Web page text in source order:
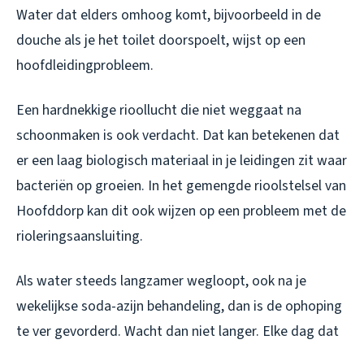
Water dat elders omhoog komt, bijvoorbeeld in de
douche als je het toilet doorspoelt, wijst op een
hoofdleidingprobleem.
Een hardnekkige rioollucht die niet weggaat na
schoonmaken is ook verdacht. Dat kan betekenen dat
er een laag biologisch materiaal in je leidingen zit waar
bacteriën op groeien. In het gemengde rioolstelsel van
Hoofddorp kan dit ook wijzen op een probleem met de
rioleringsaansluiting.
Als water steeds langzamer wegloopt, ook na je
wekelijkse soda-azijn behandeling, dan is de ophoping
te ver gevorderd. Wacht dan niet langer. Elke dag dat